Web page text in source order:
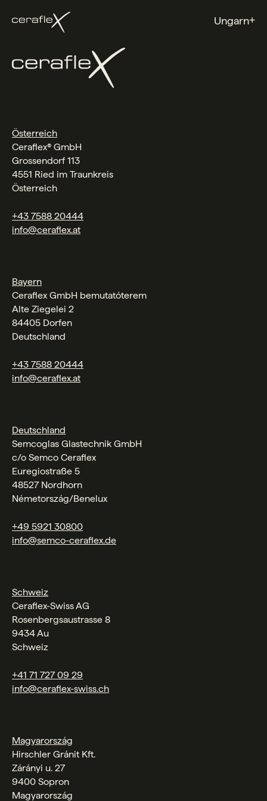
Ungarn+
Österreich
Ceraflex® GmbH
Grossendorf 113
4551 Ried im Traunkreis
Österreich
+43 7588 20444
info@ceraflex.at
Bayern
Ceraflex GmbH bemutatóterem
Alte Ziegelei 2
84405 Dorfen
Deutschland
+43 7588 20444
info@ceraflex.at
Deutschland
Semcoglas Glastechnik GmbH
c/o Semco Ceraflex
Euregiostraße 5
48527 Nordhorn
Németország/Benelux
+49 5921 30800
info@semco-ceraflex.de
Schweiz
Ceraflex-Swiss AG
Rosenbergsaustrasse 8
9434 Au
Schweiz
+41 71 727 09 29
info@ceraflex-swiss.ch
Magyarország
Hirschler Gránit Kft.
Zárányi u. 27
9400 Sopron
Magyarország